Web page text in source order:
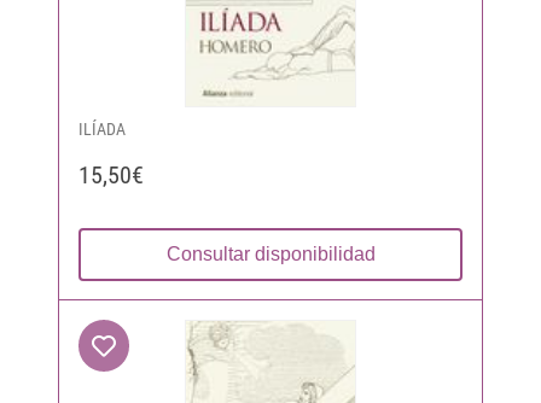
ILÍADA
15,50€
Consultar disponibilidad